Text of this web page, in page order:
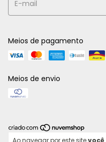
Ao navegar por este sitevocê
Meios de pagamento
Meios de envio
Copyright Giovana Boutique -